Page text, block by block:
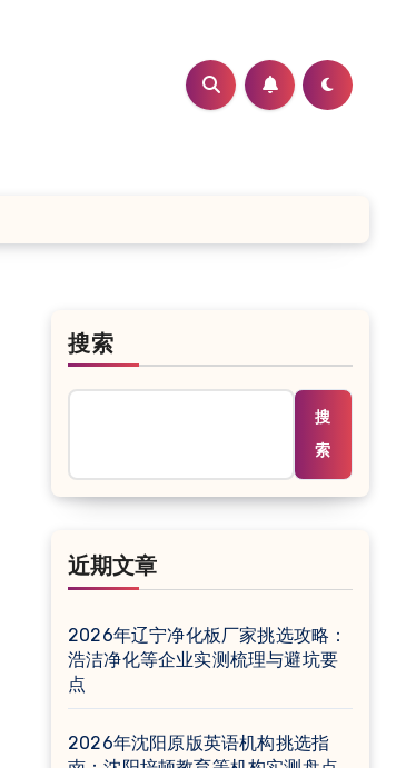
搜索
搜
索
近期文章
2026年辽宁净化板厂家挑选攻略：
浩洁净化等企业实测梳理与避坑要
点
2026年沈阳原版英语机构挑选指